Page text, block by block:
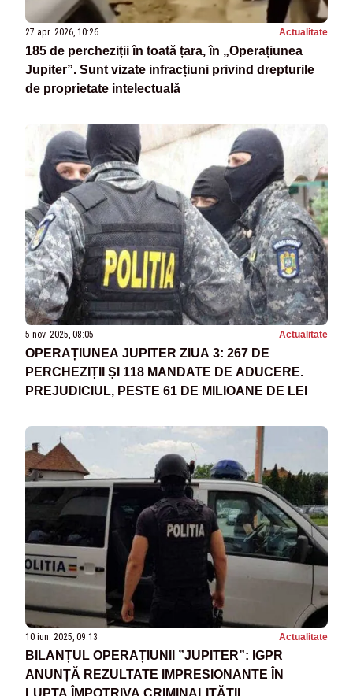
27 apr. 2026, 10:26 Actualitate
185 de percheziții în toată țara, în „Operațiunea
Jupiter”. Sunt vizate infracțiuni privind drepturile
de proprietate intelectuală
5 nov. 2025, 08:05 Actualitate
OPERAȚIUNEA JUPITER ZIUA 3: 267 DE
PERCHEZIȚII ȘI 118 MANDATE DE ADUCERE.
PREJUDICIUL, PESTE 61 DE MILIOANE DE LEI
10 iun. 2025, 09:13 Actualitate
BILANȚUL OPERAȚIUNII ”JUPITER”: IGPR
ANUNȚĂ REZULTATE IMPRESIONANTE ÎN
LUPTA ÎMPOTRIVA CRIMINALITĂȚII